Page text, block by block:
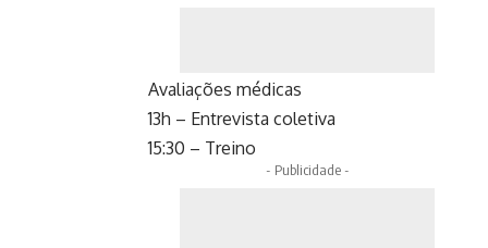
Avaliações médicas
13h – Entrevista coletiva
15:30 – Treino
- Publicidade -